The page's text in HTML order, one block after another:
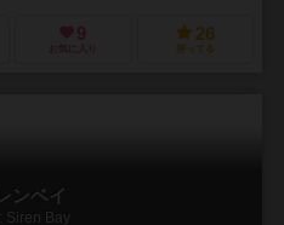
9
お気に入り
26
持ってる
ンベイ
Siren Bay